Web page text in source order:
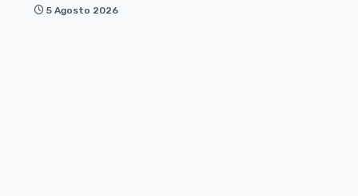
5 Agosto 2026